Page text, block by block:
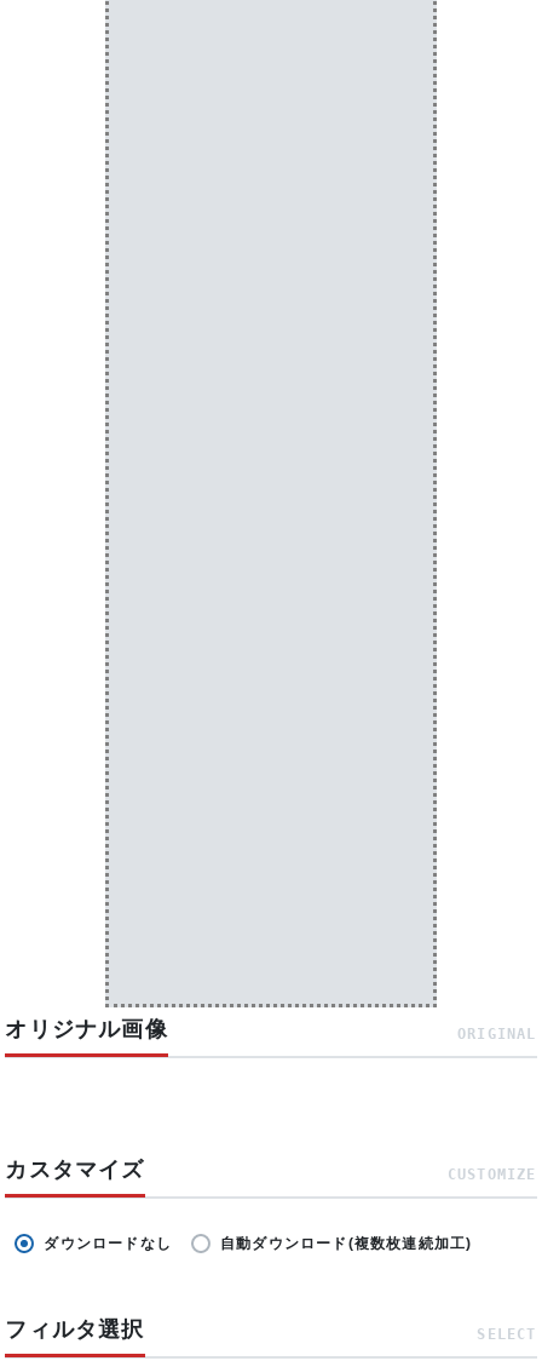
オリジナル画像 ORIGINAL
カスタマイズ CUSTOMIZE
ダウンロードなし 自動ダウンロード(複数枚連続加工)
フィルタ選択 SELECT